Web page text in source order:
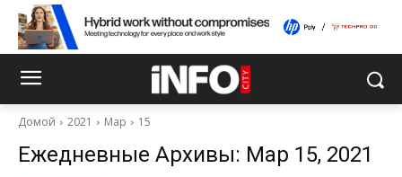
Домой 2021 Мар 15
Ежедневные Архивы: Мар 15, 2021